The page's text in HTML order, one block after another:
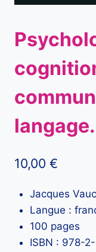
langage.
10,00 €
Jacques
Langue :
100 pages
ISBN : 978-